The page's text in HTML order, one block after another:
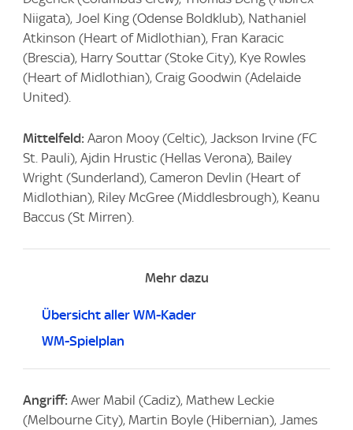
Niigata), Joel King (Odense Boldklub), Nathaniel
Atkinson (Heart of Midlothian), Fran Karacic
(Brescia), Harry Souttar (Stoke City), Kye Rowles
(Heart of Midlothian), Craig Goodwin (Adelaide
United).
Mittelfeld: Aaron Mooy (Celtic), Jackson Irvine (FC
St. Pauli), Ajdin Hrustic (Hellas Verona), Bailey
Wright (Sunderland), Cameron Devlin (Heart of
Midlothian), Riley McGree (Middlesbrough), Keanu
Baccus (St Mirren).
Mehr dazu
Übersicht aller WM-Kader
WM-Spielplan
Angriff: Awer Mabil (Cadiz), Mathew Leckie
(Melbourne City), Martin Boyle (Hibernian), James